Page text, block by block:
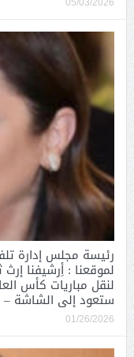
05/03/2026
رئيسة مجلس إدارة
لموقعنا : أِرشيفنا
ستعود إلى الشاشة –
01/26/2026